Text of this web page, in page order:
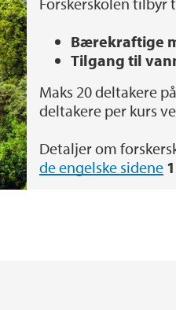
Bærekraftige
Tilgang til
Maks 20 deltakere
deltakere per kurs
Detaljer om
de engelske sidene